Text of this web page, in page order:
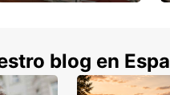
blog en